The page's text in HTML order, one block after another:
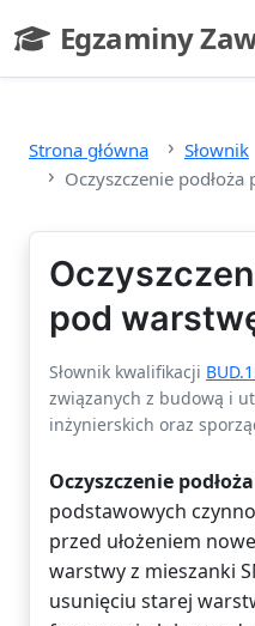
Egzaminy
- strona główna
Strona główna Słownik
Oczyszczenie
pod
Słownik kwalifikacji
związanych z budową i
inżynierskich oraz
Oczyszczenie podłoża
podstawowych
przed ułożeniem
warstwy z mieszanki
usunięciu starej